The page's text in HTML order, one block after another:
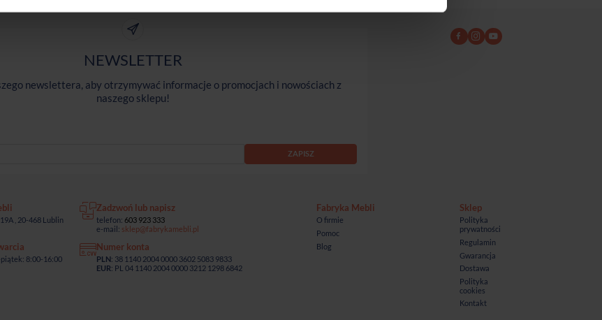
NEWSLETTER
newslettera, aby otrzymywać informacje o promocjach i nowościach z
naszego sklepu!
, 20-468 Lublin
Zadzwoń lub napisz
telefon: 603 923 333
e-mail: sklep@fabrykamebli.pl
8:00-16:00
Numer konta
PLN: 38 1140 2004 0000 3602 5083 9833
EUR: PL 04 1140 2004 0000 3212 1298 6842
Fabryka Mebli
O firmie
Pomoc
Blog
Sklep
Polityka
prywatności
Regulamin
Gwarancja
Dostawa
Polityka
cookies
Kontakt